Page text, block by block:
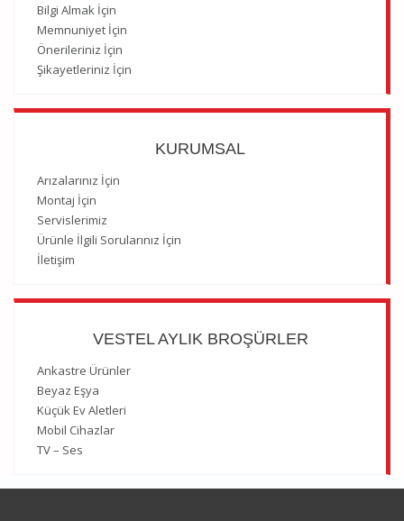
Bilgi Almak İçin
Memnuniyet İçin
Önerileriniz İçin
Şikayetleriniz İçin
KURUMSAL
Arızalarınız İçin
Montaj İçin
Servislerimiz
Ürünle İlgili Sorularınız İçin
İletişim
VESTEL AYLIK BROŞÜRLER
Ankastre Ürünler
Beyaz Eşya
Küçük Ev Aletleri
Mobil Cihazlar
TV – Ses